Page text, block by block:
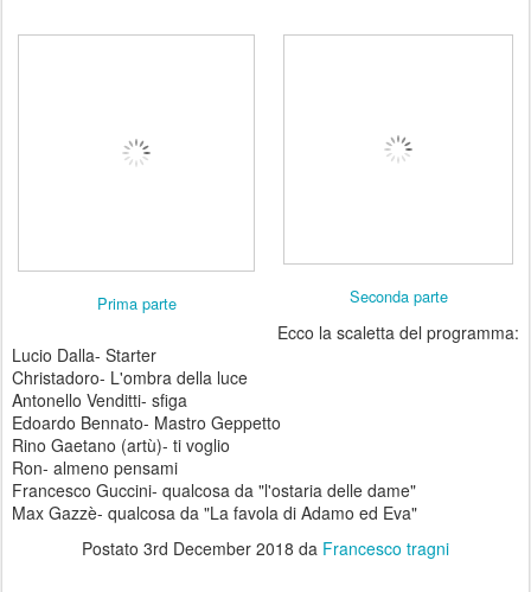
Prima parte Seconda parte
Ecco la scaletta del programma:
Lucio Dalla- Starter
Christadoro- L'ombra della luce
Antonello Venditti- sfiga
Edoardo Bennato- Mastro Geppetto
Rino Gaetano (artù)- ti voglio
Ron- almeno pensami
Francesco Guccini- qualcosa da "l'ostaria delle dame"
Max Gazzè- qualcosa da "La favola di Adamo ed Eva"
Postato 3rd December 2018 da Francesco tragni